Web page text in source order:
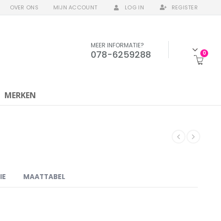
OVER ONS MIJN ACCOUNT LOG IN REGISTER
MEER INFORMATIE?
078-6259288 0
MERKEN
MAATTABEL